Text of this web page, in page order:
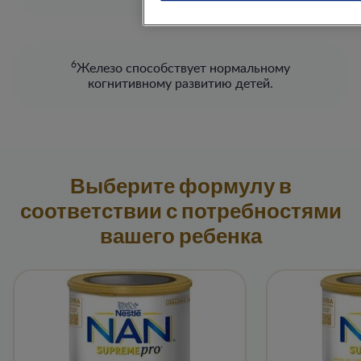
6Железо способствует нормальному
когнитивному развитию детей.​
Выберите формулу в
соответствии с потребностями
вашего ребенка​